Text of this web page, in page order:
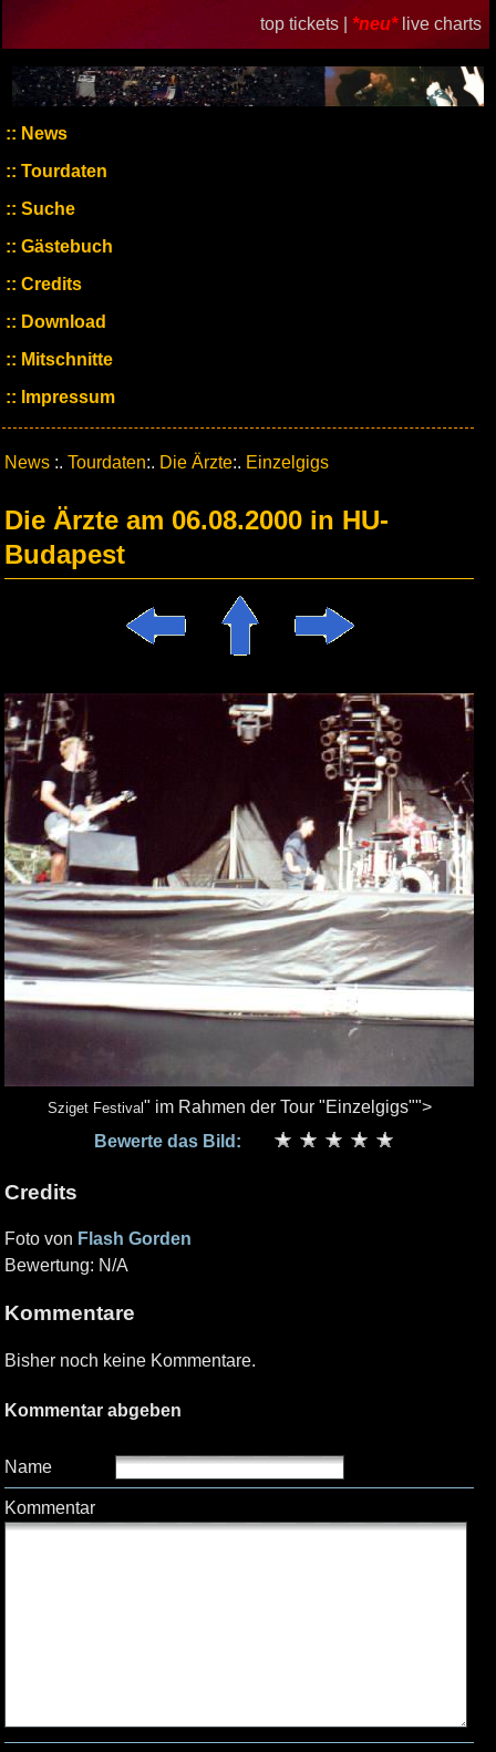
top tickets | *neu* live charts
News
Tourdaten
Suche
Gästebuch
Credits
Download
Mitschnitte
Impressum
News :. Tourdaten:. Die Ärzte:. Einzelgigs
Die Ärzte am 06.08.2000 in HU-
Budapest
Sziget Festival" im Rahmen der Tour "Einzelgigs"">
Bewerte das Bild:
Credits
Foto von Flash Gorden
Bewertung: N/A
Kommentare
Bisher noch keine Kommentare.
Kommentar abgeben
Name
Kommentar